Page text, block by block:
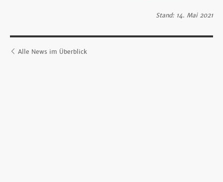
Stand: 14. Mai 2021
Alle News im Überblick